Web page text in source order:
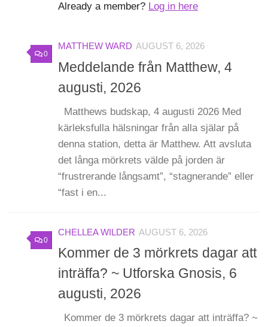
Already a member? Log in here
0
MATTHEW WARD AUGUST 6, 2026
Meddelande från Matthew, 4
augusti, 2026
Matthews budskap, 4 augusti 2026 Med
kärleksfulla hälsningar från alla själar på
denna station, detta är Matthew. Att avsluta
det långa mörkrets välde på jorden är
“frustrerande långsamt”, “stagnerande” eller
“fast i en...
0
CHELLEA WILDER AUGUST 6, 2026
Kommer de 3 mörkrets dagar att
inträffa? ~ Utforska Gnosis, 6
augusti, 2026
Kommer de 3 mörkrets dagar att inträffa? ~